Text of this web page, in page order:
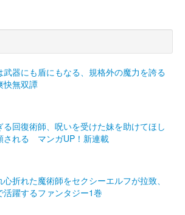
武器にも盾にもなる、規格外の魔力を誇る
快無双譚
る回復術師、呪いを受けた妹を助けてほし
される マンガUP！新連載
折れた魔術師をセクシーエルフが拉致、
活躍するファンタジー1巻